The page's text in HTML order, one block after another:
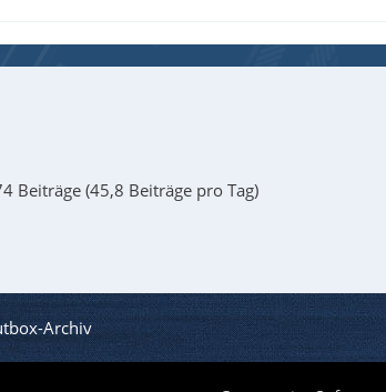
Beiträge (45,8 Beiträge pro Tag)
Archiv